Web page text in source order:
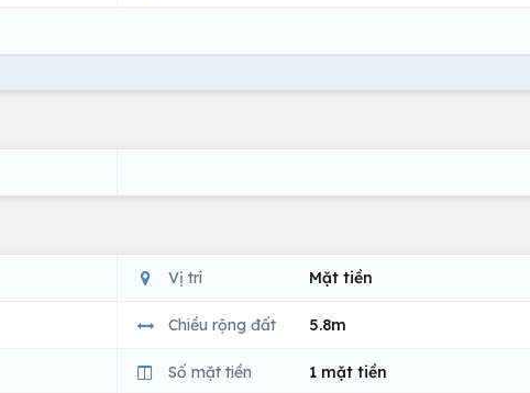
Vị trí Mặt tiền
Chiều rộng đất 5.8m
Số mặt tiền 1 mặt tiền